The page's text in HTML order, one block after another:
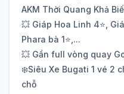
AKM Thời Quang Khả
💥 Giáp Hoa Linh 4⭐️,
Phara bà 1⭐️,...
💥 Gần full vòng quay
❄️Siêu Xe Bugati 1 vé 2
chỗ